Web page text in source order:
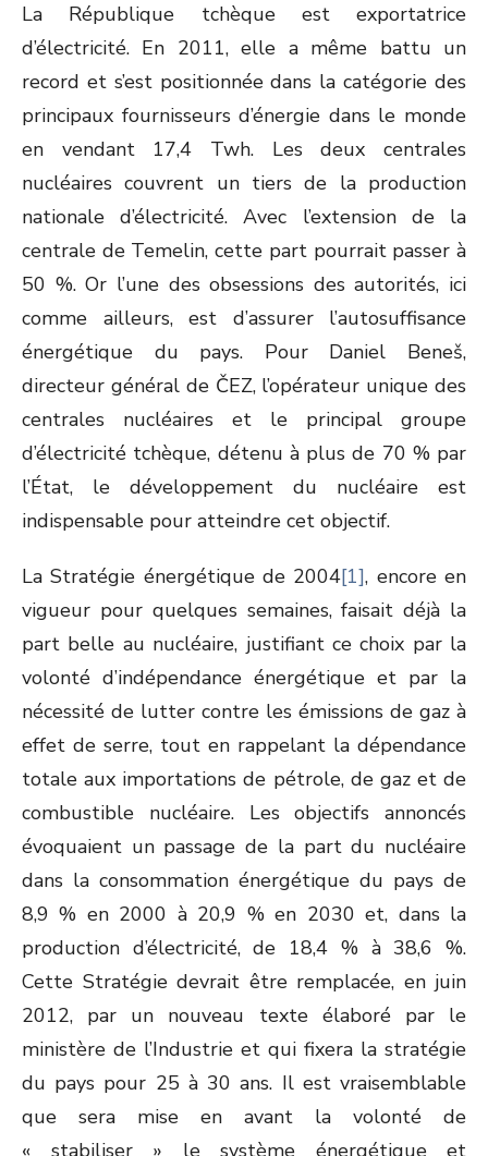
La République tchèque est exportatrice
d’électricité. En 2011, elle a même battu un
record et s’est positionnée dans la catégorie des
principaux fournisseurs d’énergie dans le monde
en vendant 17,4 Twh. Les deux centrales
nucléaires couvrent un tiers de la production
nationale d’électricité. Avec l’extension de la
centrale de Temelin, cette part pourrait passer à
50 %. Or l’une des obsessions des autorités, ici
comme ailleurs, est d’assurer l’autosuffisance
énergétique du pays. Pour Daniel Beneš,
directeur général de ČEZ, l’opérateur unique des
centrales nucléaires et le principal groupe
d’électricité tchèque, détenu à plus de 70 % par
l’État, le développement du nucléaire est
indispensable pour atteindre cet objectif.
La Stratégie énergétique de 2004[1], encore en
vigueur pour quelques semaines, faisait déjà la
part belle au nucléaire, justifiant ce choix par la
volonté d’indépendance énergétique et par la
nécessité de lutter contre les émissions de gaz à
effet de serre, tout en rappelant la dépendance
totale aux importations de pétrole, de gaz et de
combustible nucléaire. Les objectifs annoncés
évoquaient un passage de la part du nucléaire
dans la consommation énergétique du pays de
8,9 % en 2000 à 20,9 % en 2030 et, dans la
production d’électricité, de 18,4 % à 38,6 %.
Cette Stratégie devrait être remplacée, en juin
2012, par un nouveau texte élaboré par le
ministère de l’Industrie et qui fixera la stratégie
du pays pour 25 à 30 ans. Il est vraisemblable
que sera mise en avant la volonté de
« stabiliser » le système énergétique et